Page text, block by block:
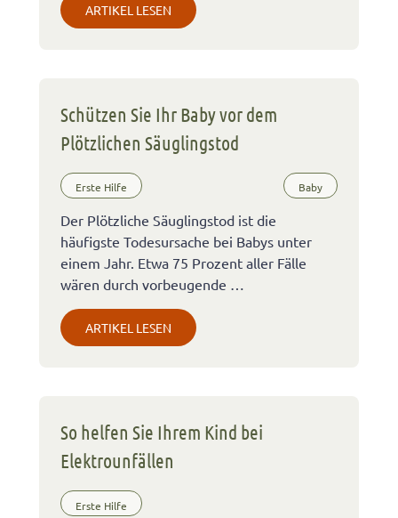
ARTIKEL LESEN
Schützen Sie Ihr Baby vor dem
Plötzlichen Säuglingstod
Erste Hilfe Baby
Der Plötzliche Säuglingstod ist die
häufigste Todesursache bei Babys unter
einem Jahr. Etwa 75 Prozent aller Fälle
wären durch vorbeugende …
ARTIKEL LESEN
So helfen Sie Ihrem Kind bei
Elektrounfällen
Erste Hilfe